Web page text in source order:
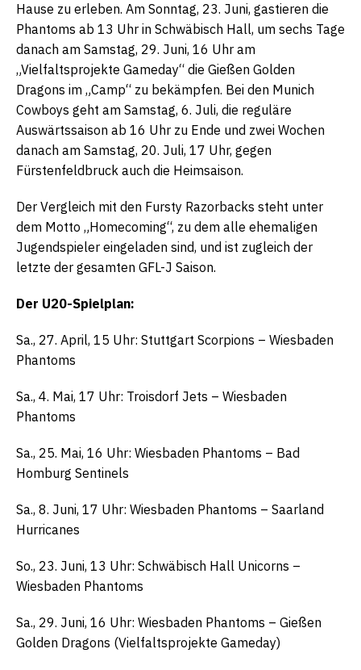
Hause zu erleben. Am Sonntag, 23. Juni, gastieren die
Phantoms ab 13 Uhr in Schwäbisch Hall, um sechs Tage
danach am Samstag, 29. Juni, 16 Uhr am
„Vielfaltsprojekte Gameday“ die Gießen Golden
Dragons im „Camp“ zu bekämpfen. Bei den Munich
Cowboys geht am Samstag, 6. Juli, die reguläre
Auswärtssaison ab 16 Uhr zu Ende und zwei Wochen
danach am Samstag, 20. Juli, 17 Uhr, gegen
Fürstenfeldbruck auch die Heimsaison.
Der Vergleich mit den Fursty Razorbacks steht unter
dem Motto „Homecoming“, zu dem alle ehemaligen
Jugendspieler eingeladen sind, und ist zugleich der
letzte der gesamten GFL-J Saison.
Der U20-Spielplan:
Sa., 27. April, 15 Uhr: Stuttgart Scorpions – Wiesbaden
Phantoms
Sa., 4. Mai, 17 Uhr: Troisdorf Jets – Wiesbaden
Phantoms
Sa., 25. Mai, 16 Uhr: Wiesbaden Phantoms – Bad
Homburg Sentinels
Sa., 8. Juni, 17 Uhr: Wiesbaden Phantoms – Saarland
Hurricanes
So., 23. Juni, 13 Uhr: Schwäbisch Hall Unicorns –
Wiesbaden Phantoms
Sa., 29. Juni, 16 Uhr: Wiesbaden Phantoms – Gießen
Golden Dragons (Vielfaltsprojekte Gameday)